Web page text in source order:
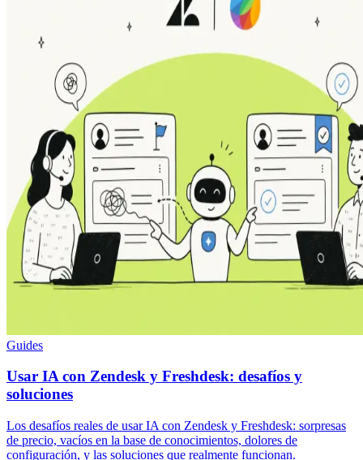
Guides
Usar IA con Zendesk y Freshdesk: desafíos y
soluciones
Los desafíos reales de usar IA con Zendesk y Freshdesk: sorpresas
de precio, vacíos en la base de conocimientos, dolores de
configuración, y las soluciones que realmente funcionan.